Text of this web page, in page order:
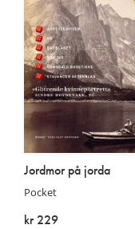
Jordmor på jorda
Pocket
kr 229